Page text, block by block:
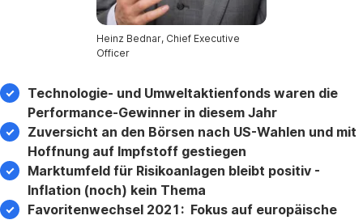
Heinz Bednar, Chief Executive
Officer
Technologie- und Umweltaktienfonds waren die
Performance-Gewinner in diesem Jahr
Zuversicht an den Börsen nach US-Wahlen und mit
Hoffnung auf Impfstoff gestiegen
Marktumfeld für Risikoanlagen bleibt positiv -
Inflation (noch) kein Thema
Favoritenwechsel 2021: Fokus auf europäische